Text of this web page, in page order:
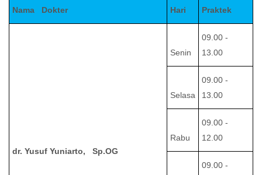
Nama Dokter Hari
Praktek
dr. Yusuf Yuniarto, Sp.OG
Senin
09.00 -
13.00
Selasa
09.00 -
13.00
Rabu
09.00 -
12.00
09.00 -